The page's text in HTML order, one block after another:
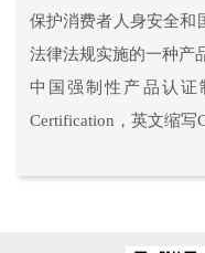
保护消费者人身安全和
法律法规实施的一种产
中国强制性产品认证
Certification，英文缩写